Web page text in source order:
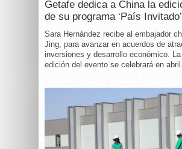
Getafe dedica a China la
de su programa ‘País Invitado’
Sara Hernández recibe al embajador
Jing, para avanzar en acuerdos de
inversiones y desarrollo económico.
edición del evento se celebrará en